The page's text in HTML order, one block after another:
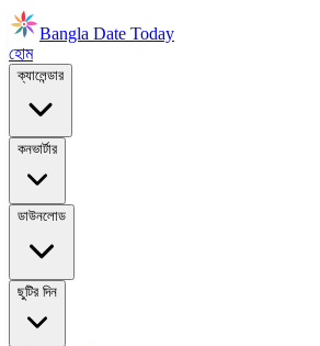
Bangla Date Today
হোম
ক্যালেন্ডার
কনভার্টার
ডাউনলোড
ছুটির দিন